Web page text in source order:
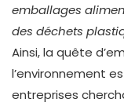
emballages
des déchets
Ainsi, la quête
l’environnement
entreprises